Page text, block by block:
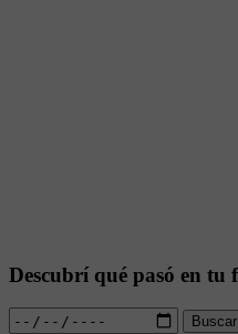
Descubrí qué pasó en tu
Buscar